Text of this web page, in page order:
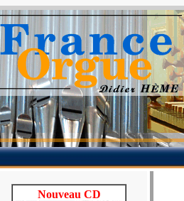
Nouveau CD